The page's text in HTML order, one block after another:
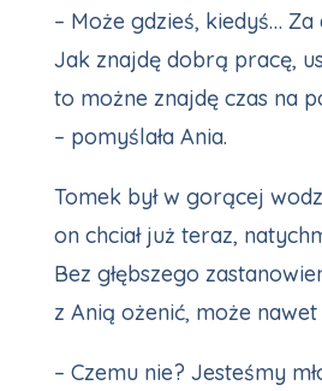
– Może gdzieś, kiedyś…
Jak znajdę dobrą pracę,
to możne znajdę czas na
– pomyślała Ania.
Tomek był w gorącej
on chciał już teraz,
Bez głębszego
z Anią ożenić, może nawet
– Czemu nie? Jesteśmy